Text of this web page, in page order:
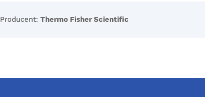
Producent:Thermo Fisher Scientific